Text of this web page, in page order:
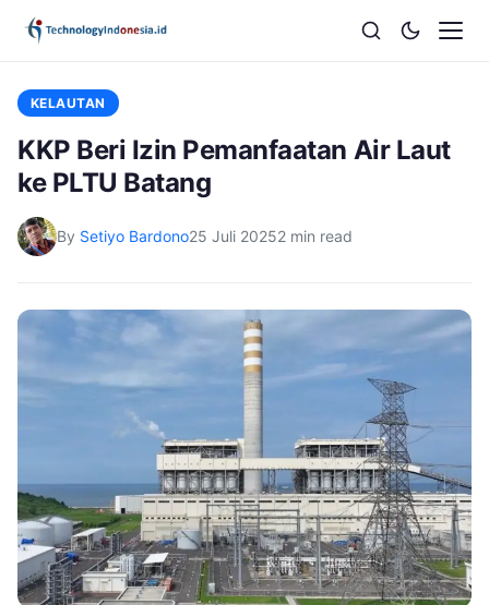
KELAUTAN
KKP Beri Izin Pemanfaatan Air Laut
ke PLTU Batang
By Setiyo Bardono25 Juli 20252 min read